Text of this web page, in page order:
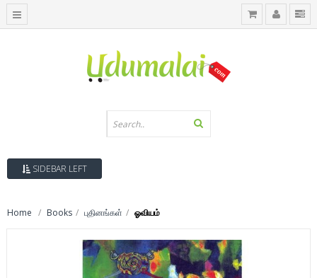
SIDEBAR LEFT
Home Books புதினங்கள் ஓவியம்